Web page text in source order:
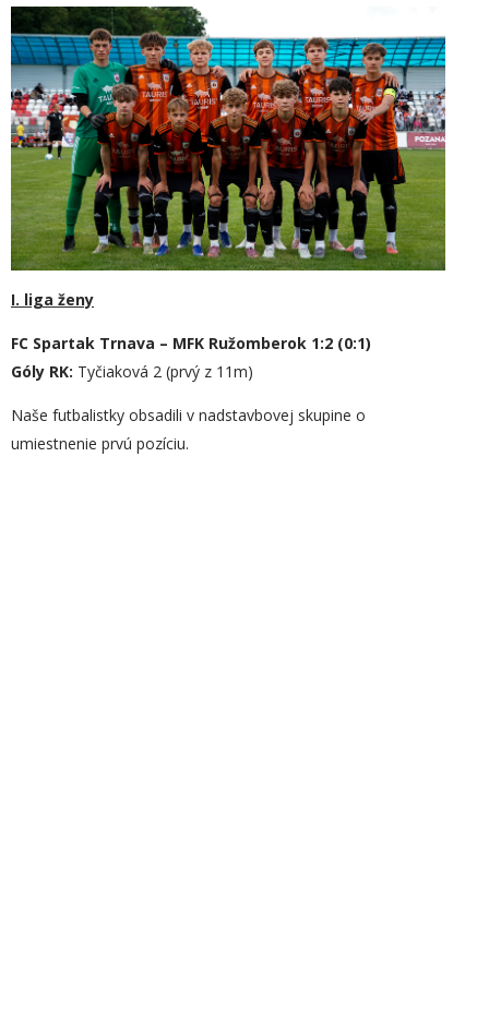
I. liga ženy
FC Spartak Trnava – MFK Ružomberok 1:2 (0:1)
Góly RK: Tyčiaková 2 (prvý z 11m)
Naše futbalistky obsadili v nadstavbovej skupine o
umiestnenie prvú pozíciu.